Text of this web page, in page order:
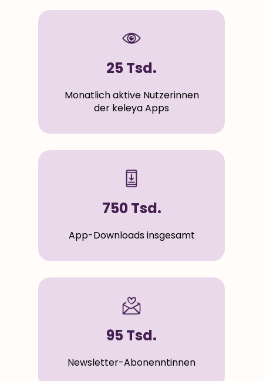
25 Tsd.
Monatlich aktive Nutzerinnen
der keleya Apps
750 Tsd.
App-Downloads insgesamt
95 Tsd.
Newsletter-Abonenntinnen